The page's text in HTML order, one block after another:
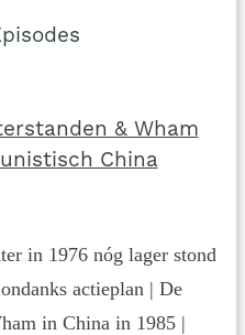
& Wham
China
in 1976 nóg lager stond
actieplan | De
in China in 1985 |